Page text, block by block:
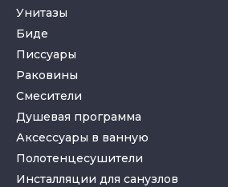
Унитазы
Биде
Писсуары
Раковины
Смесители
Душевая программа
Аксессуары в ванную
Полотенцесушители
Инсталляции для санузлов